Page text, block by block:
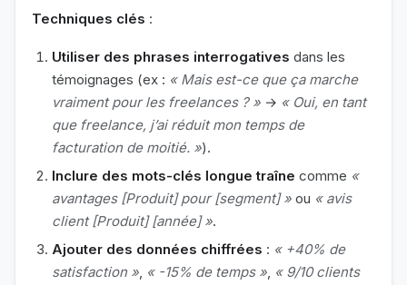
Techniques clés :
Utiliser des phrases interrogatives dans les
témoignages (ex : « Mais est-ce que ça marche
vraiment pour les freelances ? » → « Oui, en tant
que freelance, j’ai réduit mon temps de
facturation de moitié. »).
Inclure des mots-clés longue traîne comme «
avantages [Produit] pour [segment] » ou « avis
client [Produit] [année] ».
Ajouter des données chiffrées : « +40% de
satisfaction », « -15% de temps », « 9/10 clients